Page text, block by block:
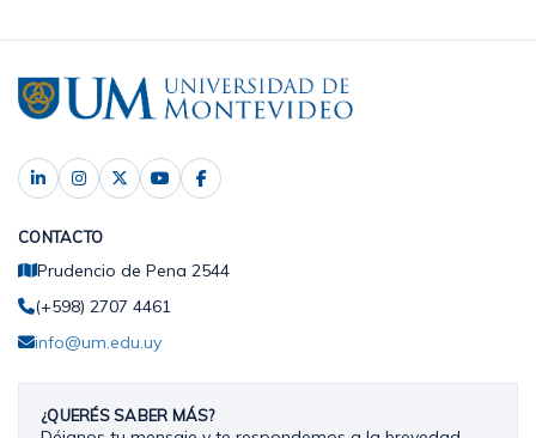
CONTACTO
Prudencio de Pena 2544
(+598) 2707 4461
info@um.edu.uy
¿QUERÉS SABER MÁS?